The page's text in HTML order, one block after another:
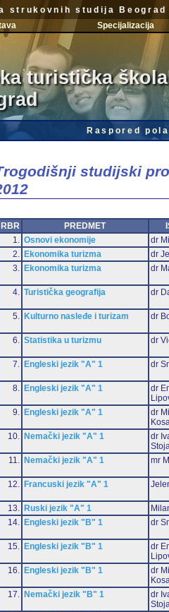
strukovnih studija Beograd
Specijalizacija
turistička
Raspored
studijski
RBR PREDMET
1.
Osnovi ekonomije
dr
2.
Ekonomika turizma
dr
3.
Ekonomika turizma dr
4. Turistička geografija dr
5. Kulturno nasleđe i turizam dr
6. Statistika u turizmu dr
7. Engleski jezik "A" 1 dr
8. Engleski jezik "A" 1
dr
9.
Engleski jezik "A" 1
dr
10.
Nemački jezik "A" 1
dr
11.
Nemački jezik "A" 1 mr
12. Francuski jezik "A" 1
13. Ruski jezik "A" 1
14.
Engleski jezik "B" 1 dr
15. Engleski jezik "B" 1
dr
16.
Engleski jezik "B" 1
dr
17.
Nemački jezik "B" 1
dr